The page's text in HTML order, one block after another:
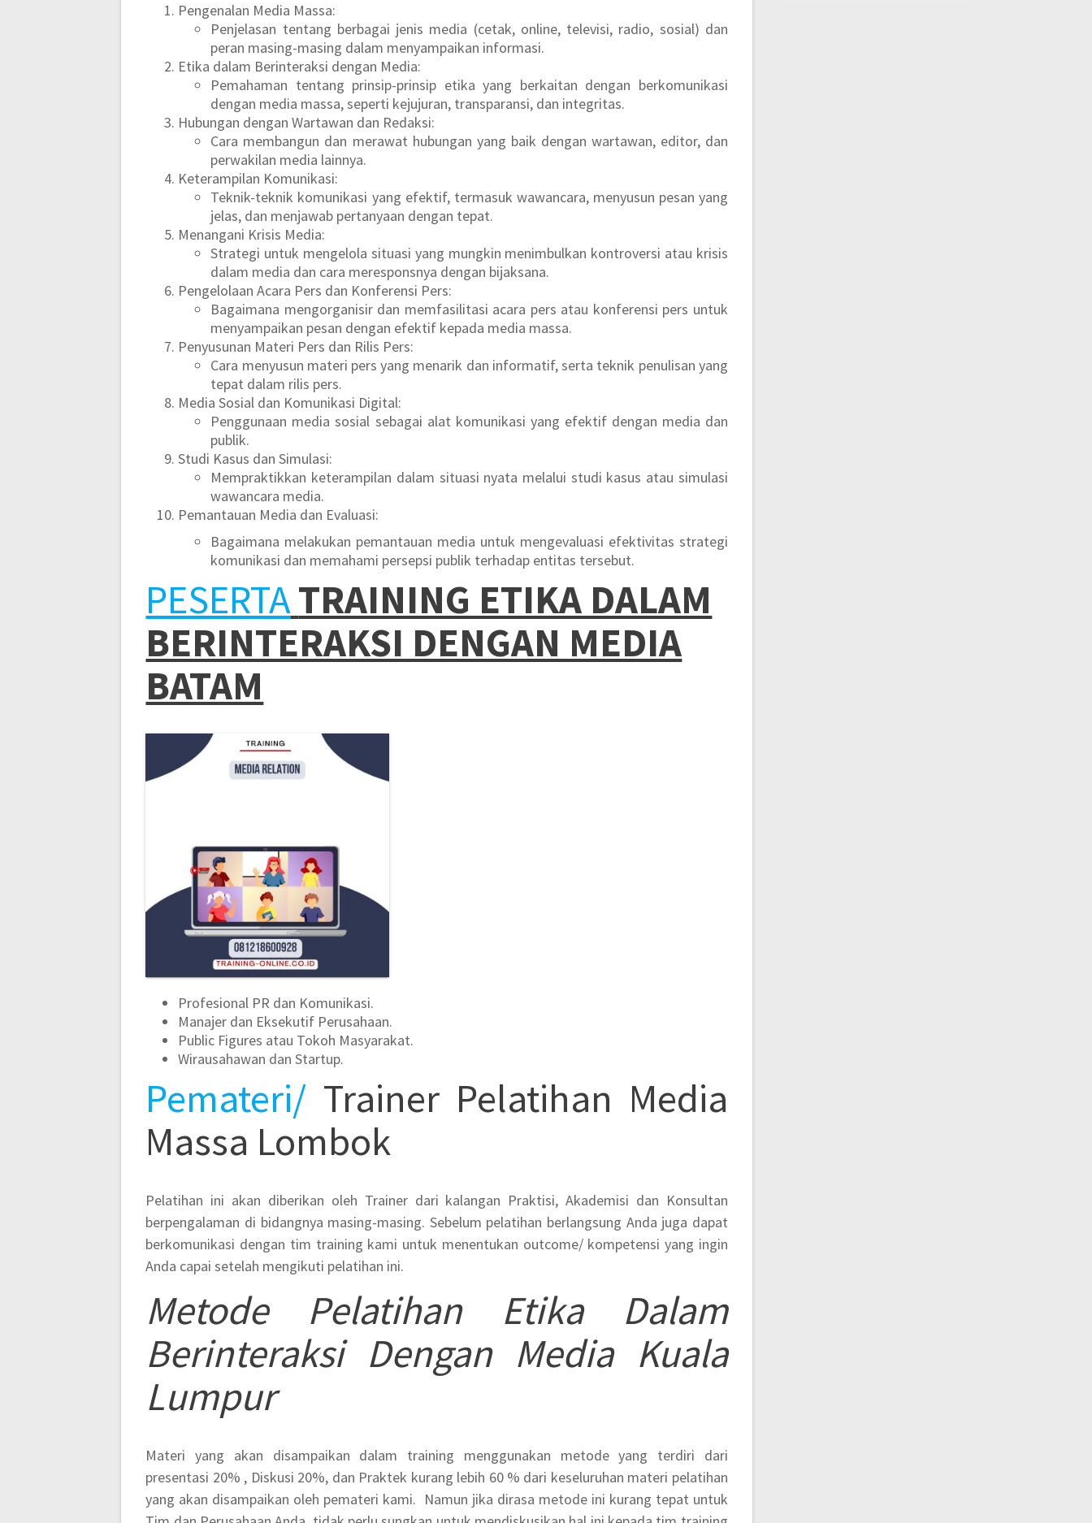
Pengenalan Media Massa:
Penjelasan tentang berbagai jenis media (cetak, online, televisi, radio, sosial) dan
peran masing-masing dalam menyampaikan informasi.
Etika dalam Berinteraksi dengan Media:
Pemahaman tentang prinsip-prinsip etika yang berkaitan dengan berkomunikasi
dengan media massa, seperti kejujuran, transparansi, dan integritas.
Hubungan dengan Wartawan dan Redaksi:
Cara membangun dan merawat hubungan yang baik dengan wartawan, editor, dan
perwakilan media lainnya.
Keterampilan Komunikasi:
Teknik-teknik komunikasi yang efektif, termasuk wawancara, menyusun pesan yang
jelas, dan menjawab pertanyaan dengan tepat.
Menangani Krisis Media:
Strategi untuk mengelola situasi yang mungkin menimbulkan kontroversi atau krisis
dalam media dan cara meresponsnya dengan bijaksana.
Pengelolaan Acara Pers dan Konferensi Pers:
Bagaimana mengorganisir dan memfasilitasi acara pers atau konferensi pers untuk
menyampaikan pesan dengan efektif kepada media massa.
Penyusunan Materi Pers dan Rilis Pers:
Cara menyusun materi pers yang menarik dan informatif, serta teknik penulisan yang
tepat dalam rilis pers.
Media Sosial dan Komunikasi Digital:
Penggunaan media sosial sebagai alat komunikasi yang efektif dengan media dan
publik.
Studi Kasus dan Simulasi:
Mempraktikkan keterampilan dalam situasi nyata melalui studi kasus atau simulasi
wawancara media.
Pemantauan Media dan Evaluasi:
Bagaimana melakukan pemantauan media untuk mengevaluasi efektivitas strategi
komunikasi dan memahami persepsi publik terhadap entitas tersebut.
PESERTATRAINING ETIKA DALAM
BERINTERAKSI DENGAN MEDIA
BATAM
Profesional PR dan Komunikasi.
Manajer dan Eksekutif Perusahaan.
Public Figures atau Tokoh Masyarakat.
Wirausahawan dan Startup.
Pemateri/ Trainer Pelatihan Media
Massa Lombok
Pelatihan ini akan diberikan oleh Trainer dari kalangan Praktisi, Akademisi dan Konsultan
berpengalaman di bidangnya masing-masing. Sebelum pelatihan berlangsung Anda juga dapat
berkomunikasi dengan tim training kami untuk menentukan outcome/ kompetensi yang ingin
Anda capai setelah mengikuti pelatihan ini.
Metode Pelatihan Etika Dalam
Berinteraksi Dengan Media Kuala
Lumpur
Materi yang akan disampaikan dalam training menggunakan metode yang terdiri dari
presentasi 20% , Diskusi 20%, dan Praktek kurang lebih 60 % dari keseluruhan materi pelatihan
yang akan disampaikan oleh pemateri kami. Namun jika dirasa metode ini kurang tepat untuk